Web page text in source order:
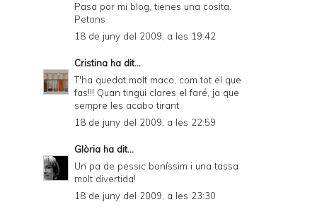
Pasa por mi blog, tienes una cosita.
Petons
18 de juny del 2009, a les 19:42
Cristina ha dit...
T'ha quedat molt maco, com tot el que
fas!!! Quan tingui clares el faré, ja que
sempre les acabo tirant.
18 de juny del 2009, a les 22:59
Glòria ha dit...
Un pa de pessic boníssim i una tassa
molt divertida!
18 de juny del 2009, a les 23:30